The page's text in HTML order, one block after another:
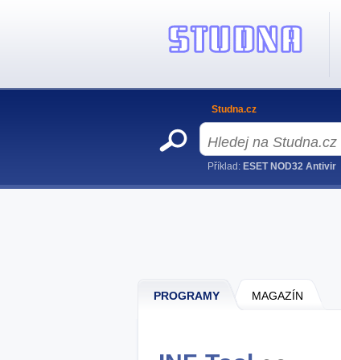
PROGRAMY MAGAZÍN
Studna.cz
Příklad: ESET NOD32 Antivir